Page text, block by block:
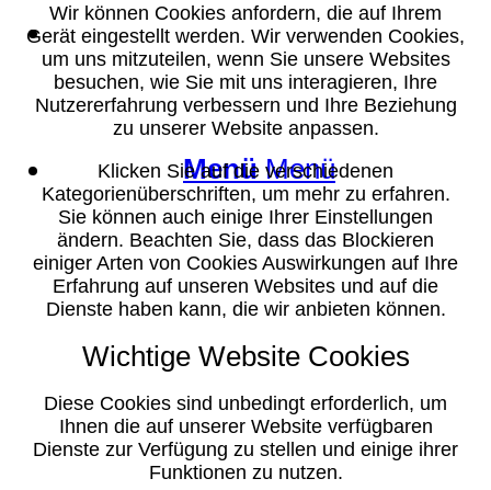
Suche
Menü Menü
Wir können Cookies anfordern, die auf Ihrem
Gerät eingestellt werden. Wir verwenden Cookies,
um uns mitzuteilen, wenn Sie unsere Websites
besuchen, wie Sie mit uns interagieren, Ihre
Nutzererfahrung verbessern und Ihre Beziehung
zu unserer Website anpassen.
Klicken Sie auf die verschiedenen
Kategorienüberschriften, um mehr zu erfahren.
Sie können auch einige Ihrer Einstellungen
ändern. Beachten Sie, dass das Blockieren
einiger Arten von Cookies Auswirkungen auf Ihre
Erfahrung auf unseren Websites und auf die
Dienste haben kann, die wir anbieten können.
Wichtige Website Cookies
Diese Cookies sind unbedingt erforderlich, um
Ihnen die auf unserer Website verfügbaren
Dienste zur Verfügung zu stellen und einige ihrer
Funktionen zu nutzen.